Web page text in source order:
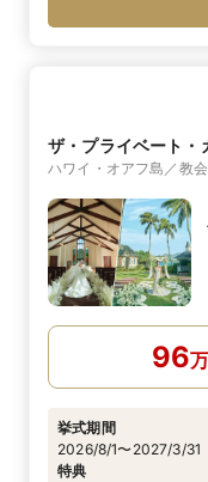
ザ・プライベート・
ハワイ・オアフ島／教
96万
挙式期間
2026/8/1〜2027/3/31
特典